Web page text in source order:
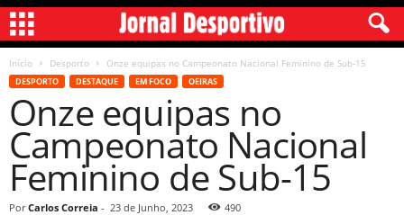
Início Desporto Onze equipas no Campeonato Nacional Feminino de Sub-15
DESPORTO DESTAQUE EM FOCO OEIRAS
Onze equipas no
Campeonato Nacional
Feminino de Sub-15
Por Carlos Correia - 23 de Junho, 2023 490